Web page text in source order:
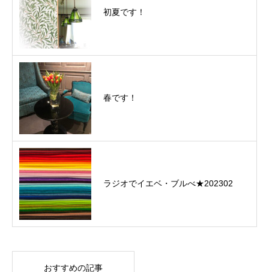
初夏です！
春です！
ラジオでイエベ・ブルべ★202302
おすすめの記事